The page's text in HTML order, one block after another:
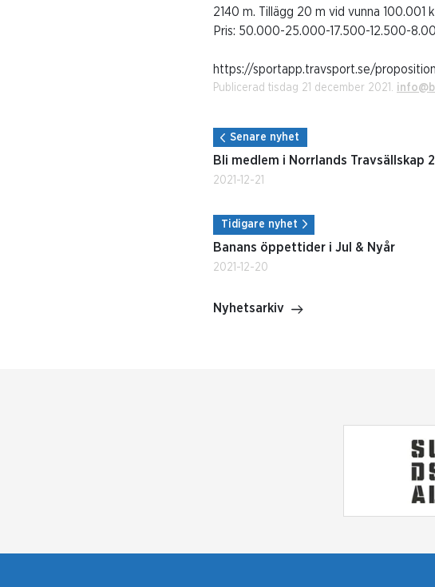
2140 m. Tillägg 20 m vid vunna 100.001
Pris: 50.000-25.000-17.500-12.500-
https://sportapp.travsport.se/
Publicerad tisdag 21 december 2021.
Senare nyhet
Bli medlem i Norrlands Travsällskap
2021-12-21
Tidigare nyhet
Banans öppettider i Jul & Nyår
2021-12-20
Nyhetsarkiv